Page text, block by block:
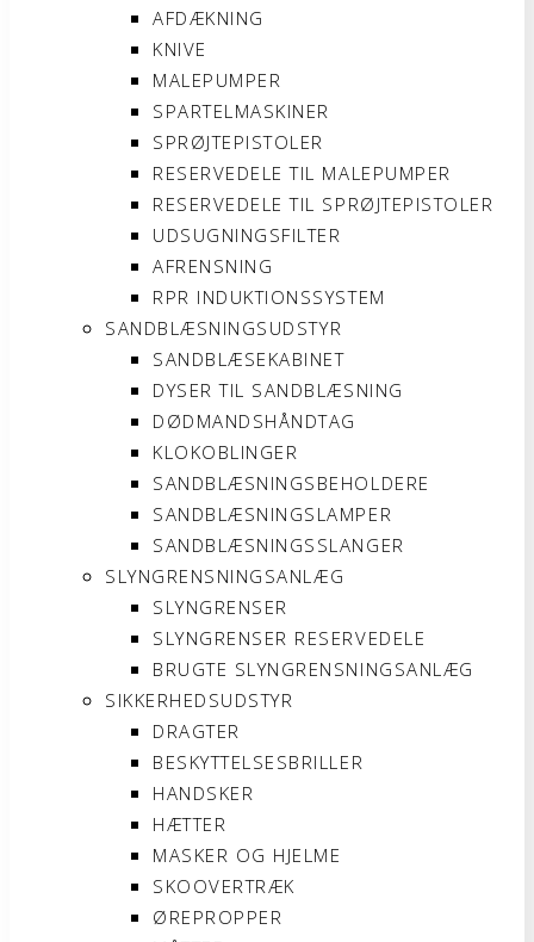
AFDÆKNING
KNIVE
MALEPUMPER
SPARTELMASKINER
SPRØJTEPISTOLER
RESERVEDELE TIL MALEPUMPER
RESERVEDELE TIL SPRØJTEPISTOLER
UDSUGNINGSFILTER
AFRENSNING
RPR INDUKTIONSSYSTEM
SANDBLÆSNINGSUDSTYR
SANDBLÆSEKABINET
DYSER TIL SANDBLÆSNING
DØDMANDSHÅNDTAG
KLOKOBLINGER
SANDBLÆSNINGSBEHOLDERE
SANDBLÆSNINGSLAMPER
SANDBLÆSNINGSSLANGER
SLYNGRENSNINGSANLÆG
SLYNGRENSER
SLYNGRENSER RESERVEDELE
BRUGTE SLYNGRENSNINGSANLÆG
SIKKERHEDSUDSTYR
DRAGTER
BESKYTTELSESBRILLER
HANDSKER
HÆTTER
MASKER OG HJELME
SKOOVERTRÆK
ØREPROPPER